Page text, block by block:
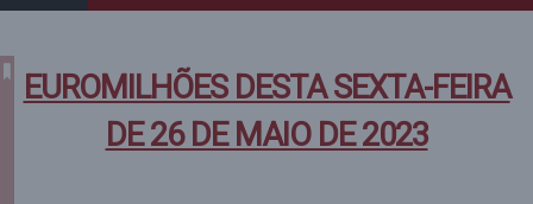
EUROMILHÕES DESTA SEXTA-FEIRA
DE 26 DE MAIO DE 2023